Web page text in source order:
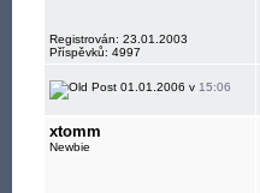
Registrován: 23.01.2003
Příspěvků: 4997
01.01.2006 v 15:06
xtomm
Newbie